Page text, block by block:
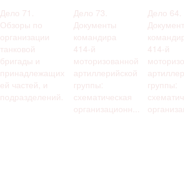
Дело 71.
Обзоры по
организации
танковой
бригады и
принадлежащих
ей частей, и
подразделений.
Дело 73.
Документы
командира
414-й
моторизованной
артиллерийской
группы:
схематическая
организационн...
Дело 64.
414-й
группы: